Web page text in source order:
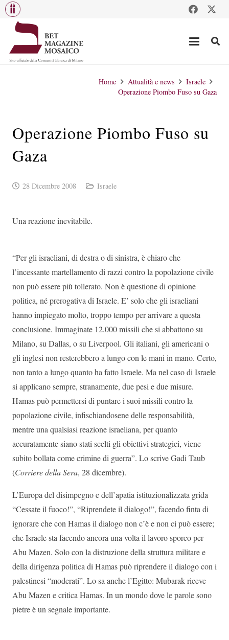
Home Attualità e news
Israele
Operazione Piombo Fuso su Gaza
Operazione Piombo Fuso su
Gaza
28 Dicembre 2008 Israele
Una reazione inevitabile.
“Per gli israeliani, di destra o di sinistra, è chiaro che
l’incessante martellamento di razzi contro la popolazione civile
non può essere più tollerato. Non è questione di opinione
politica, né prerogativa di Israele. E’ solo che gli israeliani
hanno impiegato molto, troppo tempo per arrivare a questa
conclusione. Immaginate 12.000 missili che si abbattono su
Milano, su Dallas, o su Liverpool. Gli italiani, gli americani o
gli inglesi non resterebbero a lungo con le mani in mano. Certo,
non tanto a lungo quanto ha fatto Israele. Ma nel caso di Israele
si applicano sempre, stranamente, due pesi e due misure.
Hamas può permettersi di puntare i suoi missili contro la
popolazione civile, infischiandosene delle responsabilità,
mentre una qualsiasi reazione israeliana, per quanto
accuratamente siano stati scelti gli obiettivi strategici, viene
subito bollata come crimine di guerra”. Lo scrive Gadi Taub
(Corriere della Sera, 28 dicembre).
L’Europa del disimpegno e dell’apatia istituzionalizzata grida
“Cessate il fuoco!”, “Riprendete il dialogo!”, facendo finta di
ignorare che con Hamas il dialogo non c’è e non ci può essere;
che Israele sta facendo ancora una volta il lavoro sporco per
Abu Mazen. Solo con la distruzione della struttura militare e
della dirigenza politica di Hamas può riprendere il dialogo con i
palestinesi “moderati”. Lo sa anche l’Egitto: Mubarak riceve
Abu Mazen e critica Hamas. In un mondo dove le parole sono
pietre è un segnale importante.